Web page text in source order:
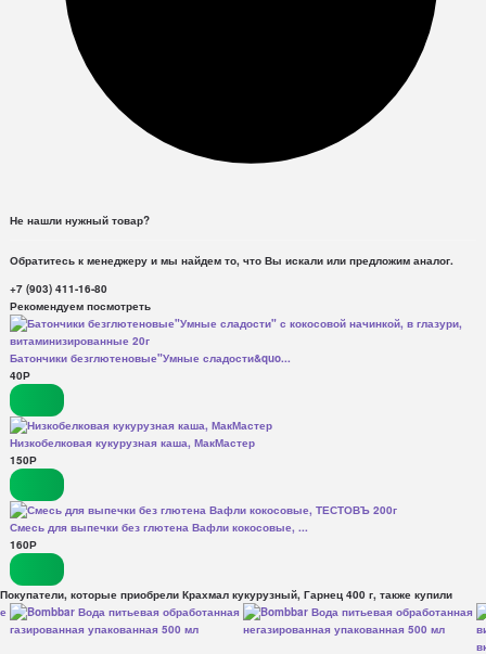
Не нашли нужный товар?
Обратитесь к менеджеру и мы найдем то, что Вы искали или предложим аналог.
+7 (903) 411-16-80
Рекомендуем посмотреть
Батончики безглютеновые"Умные сладости&quo...
40Р
Низкобелковая кукурузная каша, МакМастер
150Р
Смесь для выпечки без глютена Вафли кокосовые, ...
160Р
Покупатели, которые приобрели Крахмал кукурузный, Гарнец 400 г, также купили